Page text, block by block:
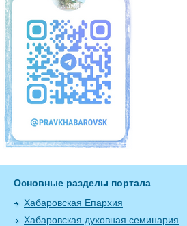
Основные разделы портала
Хабаровская Епархия
Хабаровская духовная семинария